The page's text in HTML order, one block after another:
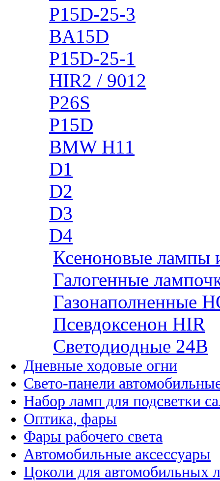
P15D-25-3
BA15D
P15D-25-1
HIR2 / 9012
P26S
P15D
BMW H11
D1
D2
D3
D4
Ксеноновые лампы
Галогенные
Газонаполненные
Псевдоксенон HIR
Cветодиодные 24B
Дневные ходовые огни
Свето-панели
Набор ламп для подсветки
Оптика, фары
Фары рабочего света
Автомобильные аксессуары
Цоколи для автомобильных